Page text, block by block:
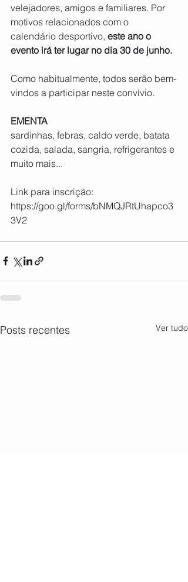
velejadores, amigos e familiares. Por
motivos relacionados com o
calendário desportivo, este ano o
evento irá ter lugar no dia 30 de junho.
Como habitualmente, todos serão bem-
vindos a participar neste convívio.
EMENTA
sardinhas, febras, caldo verde, batata
cozida, salada, sangria, refrigerantes e
muito mais...
Link para inscrição:
https://goo.gl/forms/bNMQJRtUhapco3
3V2
Posts recentes Ver tudo